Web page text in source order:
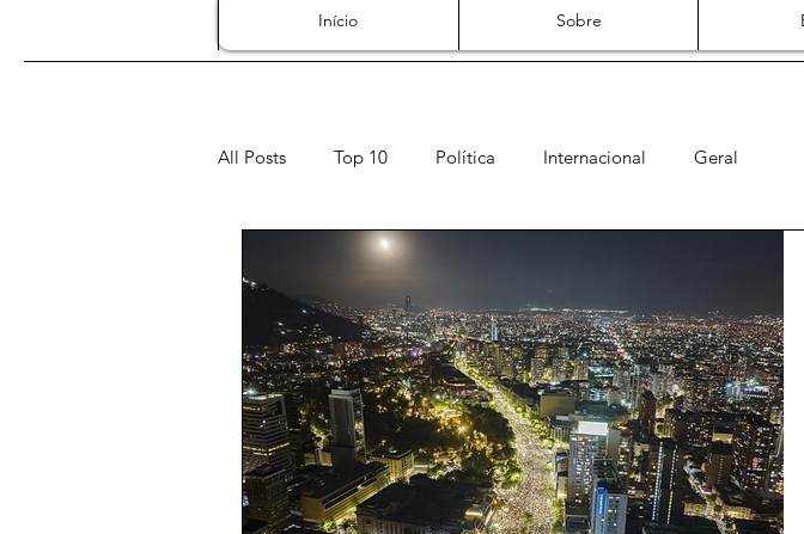
Início Sobre
All Posts Top 10 Política Internacional Geral